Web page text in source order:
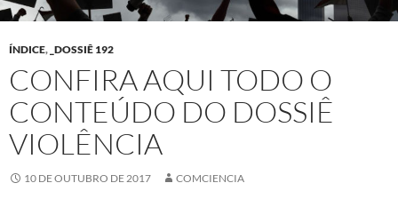
ÍNDICE, _DOSSIÊ 192
CONFIRA AQUI TODO O
CONTEÚDO DO DOSSIÊ
VIOLÊNCIA
10 DE OUTUBRO DE 2017 COMCIENCIA